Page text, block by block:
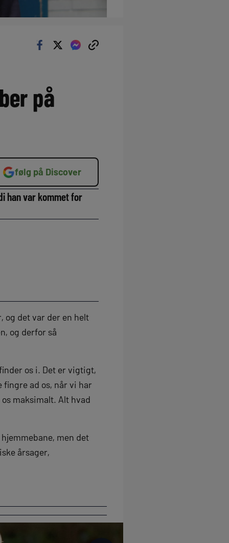
på
følg på Discover
han var kommet for
og det var der en helt
og derfor så
os i. Det er vigtigt,
ad os, når vi har
maksimalt. Alt hvad
men det
årsager,